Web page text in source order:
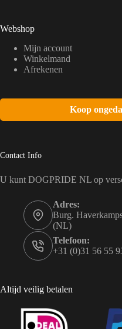
Webshop
Mijn account
Winkelmand
Afrekenen
Koop
Contact Info
U kunt DOGPRIDE NL op
Adres:
Burg.
(NL)
Telefoon:
+31 (0)31 56 55
Altijd veilig betalen